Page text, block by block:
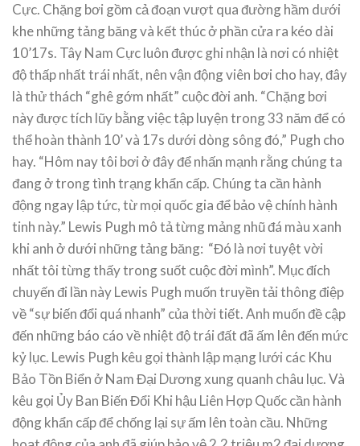
Cực. Chặng bơi gồm cả đoạn vượt qua đường hầm dưới
khe những tảng băng và kết thúc ở phần cửa ra kéo dài
10’17s. Tây Nam Cực luôn được ghi nhận là nơi có nhiệt
độ thấp nhất trái nhất, nên vận động viên bơi cho hay, đây
là thử thách “ghê gớm nhất” cuộc đời anh. “Chặng bơi
này được tích lũy bằng việc tập luyện trong 33 năm để có
thể hoàn thành 10’ và 17s dưới dòng sông đó,” Pugh cho
hay. “Hôm nay tôi bơi ở đây để nhấn mạnh rằng chúng ta
đang ở trong tình trạng khẩn cấp. Chúng ta cần hành
động ngay lập tức, từ mọi quốc gia để bảo vệ chính hành
tinh này.” Lewis Pugh mô tả từng mảng nhũ đá màu xanh
khi anh ở dưới những tảng băng: “Đó là nơi tuyệt vời
nhất tôi từng thấy trong suốt cuộc đời mình”. Mục đích
chuyến đi lần này Lewis Pugh muốn truyền tải thông điệp
về “sự biến đổi quá nhanh” của thời tiết. Anh muốn đề cập
đến những báo cáo về nhiệt độ trái đất đã ấm lên đến mức
kỷ lục. Lewis Pugh kêu gọi thành lập mạng lưới các Khu
Bảo Tồn Biển ở Nam Đại Dương xung quanh châu lục. Và
kêu gọi Ủy Ban Biến Đổi Khi hậu Liên Hợp Quốc cần hành
động khẩn cấp để chống lại sự ấm lên toàn cầu. Những